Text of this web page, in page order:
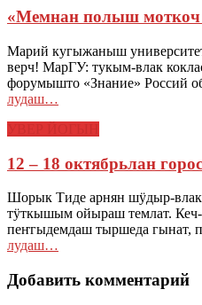
«Мемнан полыш моткоч
Марий кугыжаныш
верч! МарГУ: тукым-влак
форумышто «Знание» Россий
лудаш…
12 – 18 октябрьлан
Шорык Тиде арнян шӱдыр-влак
тӱткышым ойыраш темлат.
пеҥгыдемдаш тыршеда гынат,
лудаш…
Добавить комментарий